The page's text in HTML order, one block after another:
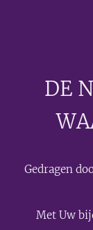
DE
Gedragen
Met Uw